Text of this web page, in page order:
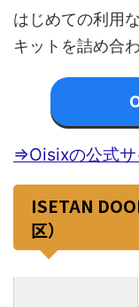
はじめての利用
キットを詰め合
⇒Oisixの公式サ
ISETAN
区）